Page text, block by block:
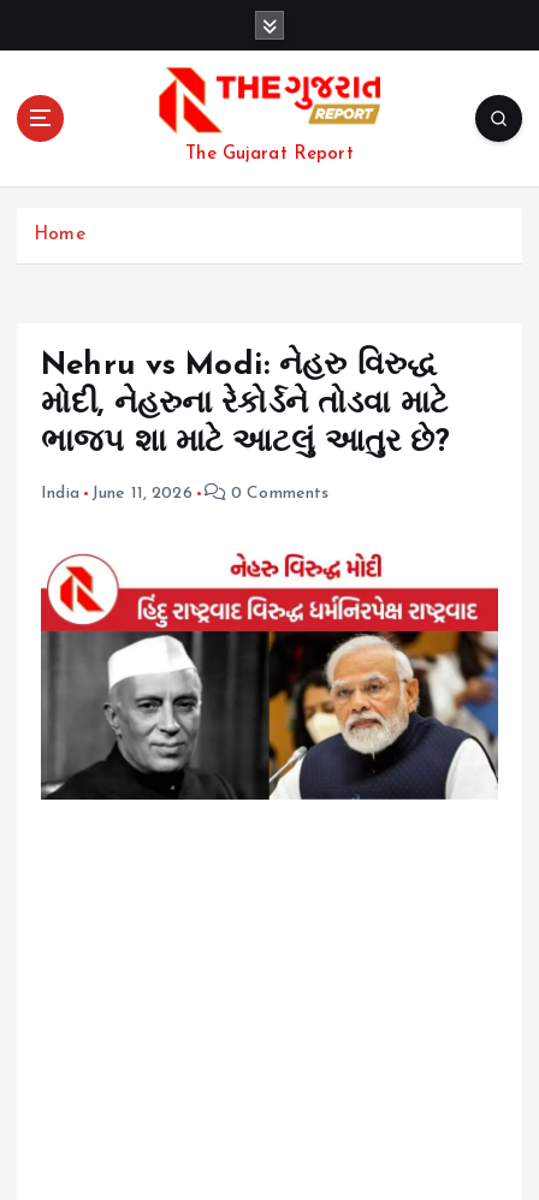
The Gujarat Report
Home
Nehru vs Modi: નેહરુ વિરુદ્ધ
મોદી, નેહરુના રેકોર્ડને તોડવા માટે
ભાજપ શા માટે આટલું આતુર છે?
India June 11, 2026 0 Comments